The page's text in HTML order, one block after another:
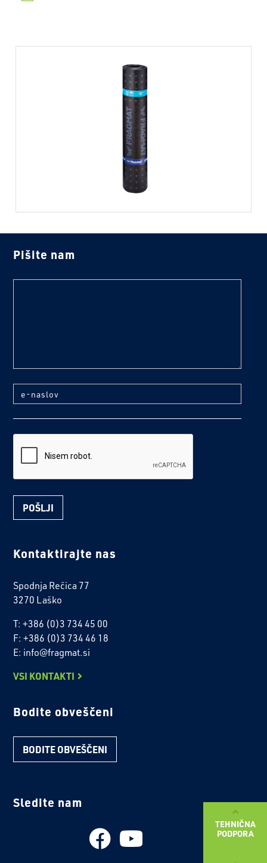
TEHNIČNA
PODPORA
Pišite nam
e-naslov
Kontaktirajte nas
Spodnja Rečica 77
3270 Laško
T: +386 (0)3 734 45 00
F: +386 (0)3 734 46 18
E: info@fragmat.si
VSI KONTAKTI
Bodite obveščeni
BODITE OBVEŠČENI
Sledite nam